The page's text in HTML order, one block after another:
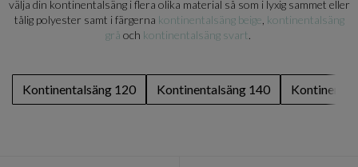
välja din kontinentalsäng i flera olika material så som i lyxig sammet eller
tålig polyester samt i färgerna kontinentalsäng beige kontinentalsäng
grå och kontinentalsäng svart .
Kontinentalsäng 120 Kontinentalsäng 140